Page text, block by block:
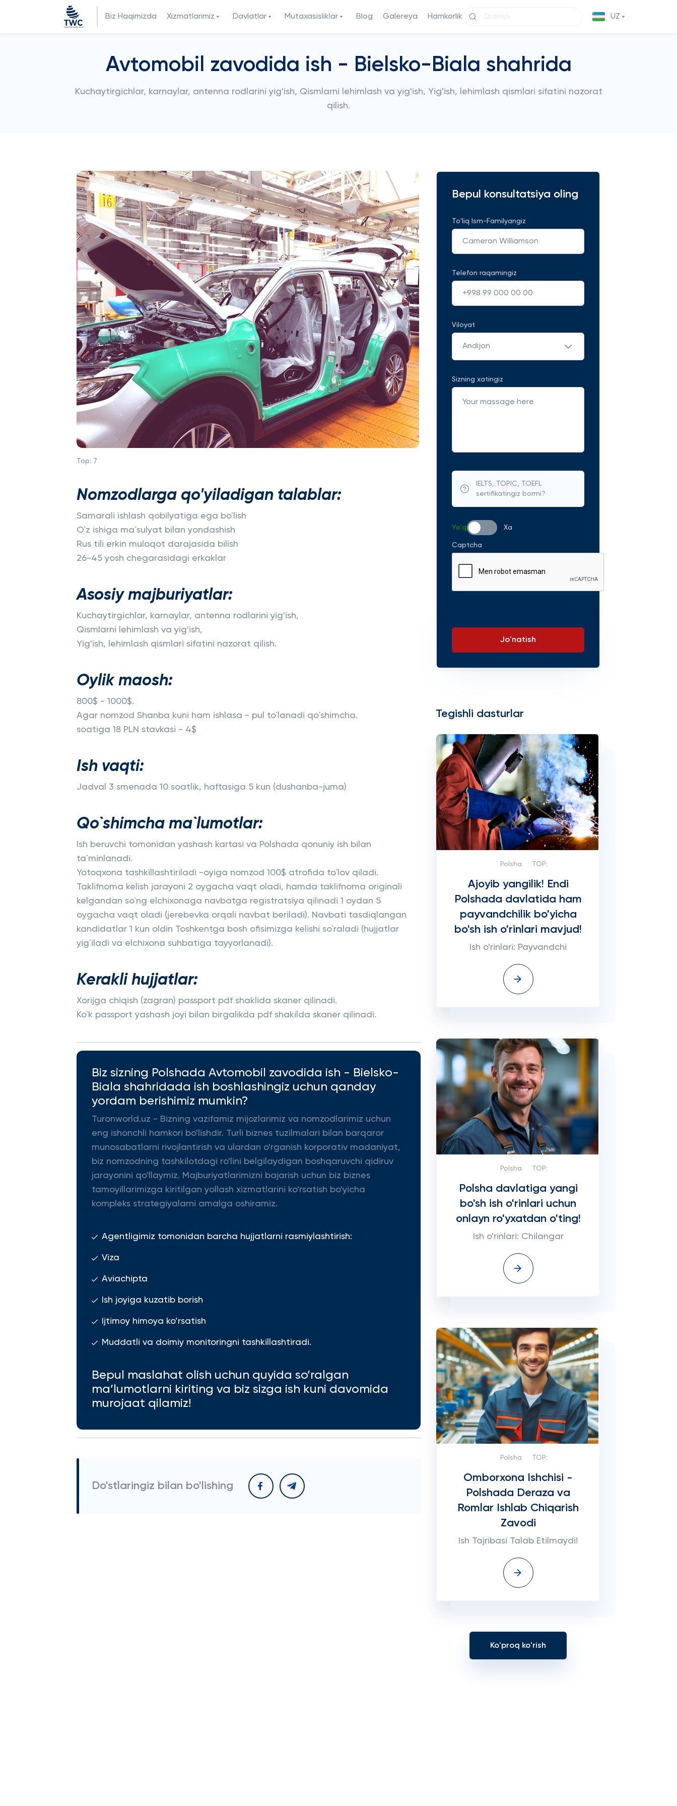
Biz Haqimizda Xizmatlarimiz Davlatlar Mutaxasisliklar Blog Galereya Hamkorlik UZ
Avtomobil zavodida ish - Bielsko-Biala shahrida
Kuchaytirgichlar, karnaylar, antenna rodlarini yig'ish, Qismlarni lehimlash va yig'ish, Yig'ish, lehimlash qismlari sifatini nazorat
qilish.
Top: 7
Nomzodlarga qo'yiladigan talablar:
Samarali ishlash qobilyatiga ega bo`lish
O`z ishiga ma`sulyat bilan yondashish
Rus tili erkin muloqot darajasida bilish
26-45 yosh chegarasidagi erkaklar
Asosiy majburiyatlar:
Kuchaytirgichlar, karnaylar, antenna rodlarini yig'ish,
Qismlarni lehimlash va yig'ish,
Yig'ish, lehimlash qismlari sifatini nazorat qilish.
Oylik maosh:
800$ - 1000$.
Agar nomzod Shanba kuni ham ishlasa - pul to`lanadi qo`shimcha.
soatiga 18 PLN stavkasi - 4$
Ish vaqti:
Jadval 3 smenada 10 soatlik, haftasiga 5 kun (dushanba-juma)
Qo`shimcha ma`lumotlar:
Ish beruvchi tomonidan yashash kartasi va Polshada qonuniy ish bilan
ta`minlanadi.
Yotoqxona tashkillashtiriladi -oyiga nomzod 100$ atrofida to`lov qiladi.
Taklifnoma kelish jarayoni 2 oygacha vaqt oladi, hamda taklifnoma originali
kelgandan so`ng elchixonaga navbatga registratsiya qilinadi 1 oydan 5
oygacha vaqt oladi (jerebevka orqali navbat beriladi). Navbati tasdiqlangan
kandidatlar 1 kun oldin Toshkentga bosh ofisimizga kelishi so`raladi (hujjatlar
yig`iladi va elchixona suhbatiga tayyorlanadi).
Kerakli hujjatlar:
Xorijga chiqish (zagran) passport pdf shaklida skaner qilinadi.
Ko`k passport yashash joyi bilan birgalikda pdf shakilda skaner qilinadi.
Biz sizning Polshada Avtomobil zavodida ish - Bielsko-
Biala shahridada ish boshlashingiz uchun qanday
yordam berishimiz mumkin?
Turonworld.uz - Bizning vazifamiz mijozlarimiz va nomzodlarimiz uchun
eng ishonchli hamkori bo'lishdir. Turli biznes tuzilmalari bilan barqaror
munosabatlarni rivojlantirish va ulardan o'rganish korporativ madaniyat,
biz nomzodning tashkilotdagi ro'lini belgilaydigan boshqaruvchi qidiruv
jarayonini qo'llaymiz. Majburiyatlarimizni bajarish uchun biz biznes
tamoyillarimizga kiritilgan yollash xizmatlarini ko'rsatish bo'yicha
kompleks strategiyalarni amalga oshiramiz.
Agentligimiz tomonidan barcha hujjatlarni rasmiylashtirish:
Viza
Aviachipta
Ish joyiga kuzatib borish
Ijtimoy himoya ko’rsatish
Muddatli va doimiy monitoringni tashkillashtiradi.
Bepul maslahat olish uchun quyida so’ralgan
ma’lumotlarni kiriting va biz sizga ish kuni davomida
murojaat qilamiz!
Do'stlaringiz bilan bo'lishing
Bepul konsultatsiya oling
To'liq Ism-Familyangiz
Telefon raqamingiz
Viloyat
Andijon
Sizning xatingiz
IELTS, TOPIC, TOEFL
sertifikatingiz bormi?
Yo'q Xa
Captcha
Jo'natish
Tegishli dasturlar
Polsha TOP:
Ajoyib yangilik! Endi
Polshada davlatida ham
payvandchilik bo'yicha
bo'sh ish o'rinlari mavjud!
Ish o'rinlari: Payvandchi
Polsha TOP:
Polsha davlatiga yangi
bo'sh ish o'rinlari uchun
onlayn ro'yxatdan o'ting!
Ish o'rinlari: Chilangar
Polsha TOP:
Omborxona Ishchisi -
Polshada Deraza va
Romlar Ishlab Chiqarish
Zavodi
Ish Tajribasi Talab Etilmaydi!
Ko'proq ko'rish